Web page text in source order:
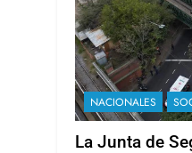
NACIONALES
La Junta de